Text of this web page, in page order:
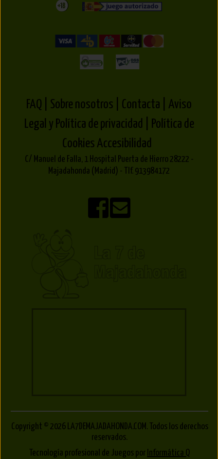
FAQ | Sobre nosotros | Contacta |
Aviso
Legal y Política de privacidad |
Política de
CookiesAccesibilidad
C/ Manuel de Falla, 1 Hospital Puerta de Hierro 28222 -
Majadahonda (Madrid) - Tlf. 913984172
Copyright © 2026 LA7DEMAJADAHONDA.COM. Todos los derechos
reservados.
Tecnología profesional de Juegos por Informática Q